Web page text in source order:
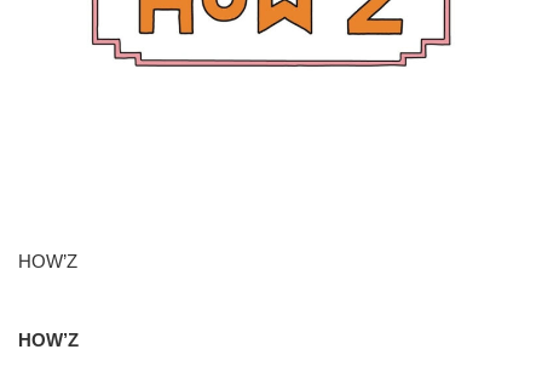
HOW’Z
HOW’Z